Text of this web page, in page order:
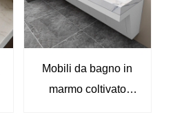
design sospeso. Ideale
per hotel, resort e
progetti di bagni
commerciali.
Mobili da bagno in
marmo coltivato